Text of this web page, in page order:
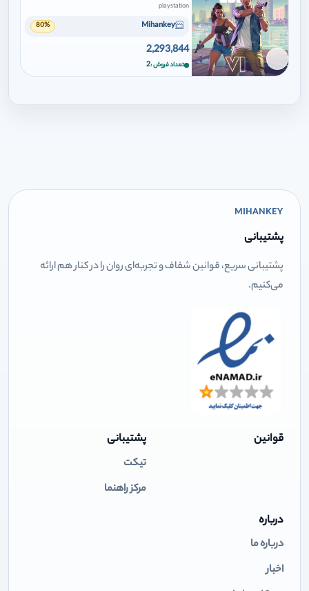
برای افزودن وارد شوید
playstation
Mihankey
80%
2,293,844
تعداد فروش 2
MIHANKEY
پشتیبانی
پشتیبانی سریع، قوانین شفاف و تجربه‌ای روان را در کنار هم ارائه
می‌کنیم.
قوانین پشتیبانی
تیکت
مرکز راهنما
درباره
درباره ما
اخبار